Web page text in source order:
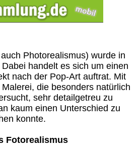
Photorealismus) wurde in
handelt es sich um einen
nach der Pop-Art auftrat. Mit
die besonders natürlich
sehr detailgetreu zu
kaum einen Unterschied zu
konnte.
Fotorealismus